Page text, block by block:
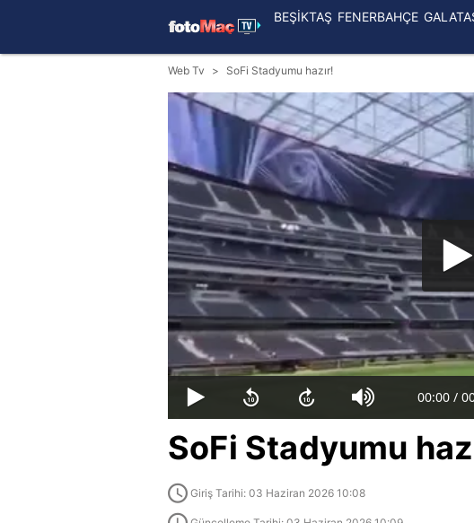
BEŞİKTAŞ FENERBAHÇE
Web Tv SoFi Stadyumu hazır!
00:00 /
SoFi Stadyumu
Giriş Tarihi: 03 Haziran 2026 10:08